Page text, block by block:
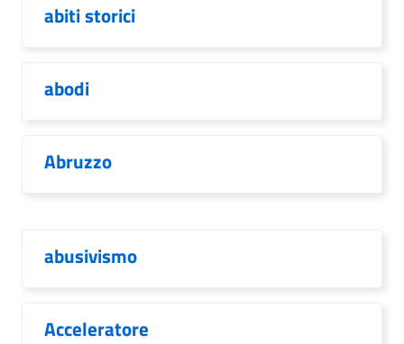
abiti storici
abodi
Abruzzo
abusivismo
Acceleratore